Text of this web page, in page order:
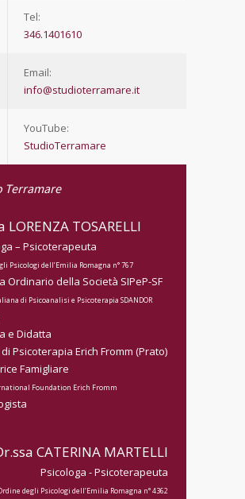
Tel:
346.1401610
Email:
info@studioterramare.it
YouTube:
StudioTerramare
Terramare
LORENZA TOSARELLI
– Psicoterapeuta
Psicologi dell’Emilia Romagna n° 767
Ordinario della Società SIPeP-SF
di Psicoanalisi e Psicoterapia SDANDOR
e Didatta
Psicoterapia Erich Fromm (Prato)
Famigliare
Foundation Erich Fromm
CATERINA MARTELLI
Psicologa - Psicoterapeuta
degli Psicologi dell’Emilia Romagna n° 4362